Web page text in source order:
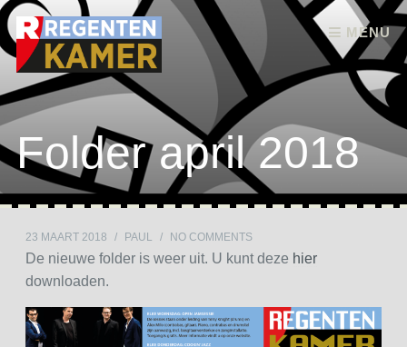
MENU
Skip to content
Folder april 2018
23 MAART 2018 / PAUL / NO COMMENTS
De nieuwe folder is weer uit. U kunt deze hier
downloaden.